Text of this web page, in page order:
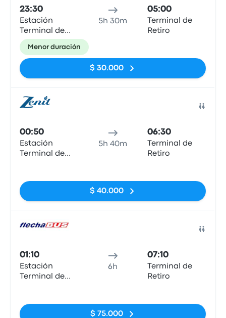
23:30
Estación
Terminal de
Ómnibius,
Santa Fe
5h 30m
05:00
Terminal de
Retiro
Menor duración
$ 30.000
00:50
Estación
Terminal de
5h 40m
06:30
Terminal de
Retiro
$ 40.000
01:10
Estación
Terminal de
6h
07:10
Terminal de
Retiro
$ 75.000